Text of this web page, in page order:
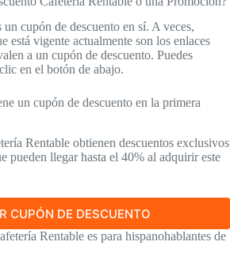
cupón de descuento en sí. A veces,
está vigente actualmente son los enlaces
a un cupón de descuento. Puedes
en el botón de abajo.
un cupón de descuento en la primera
Rentable obtienen descuentos exclusivos
pueden llegar hasta el 40% al adquirir este
CUPÓN DE DESCUENTO
Rentable es para hispanohablantes de